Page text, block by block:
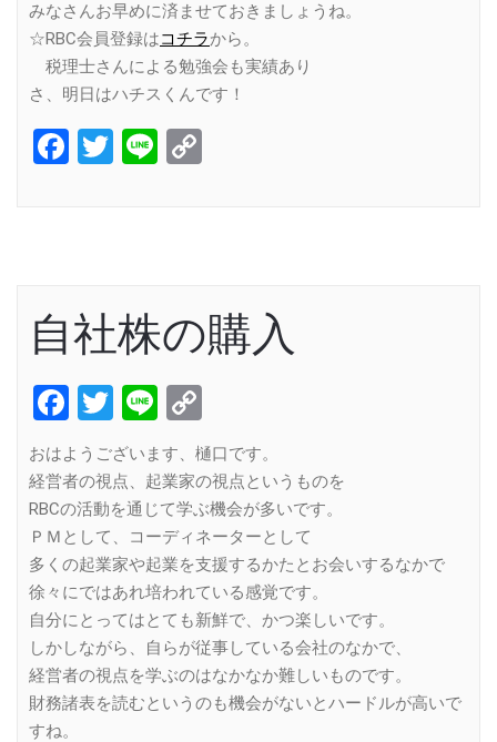
みなさんお早めに済ませておきましょうね。
☆RBC会員登録はコチラから。
税理士さんによる勉強会も実績あり
さ、明日はハチスくんです！
Facebook
Twitter
Line
自社株の購入
Facebook
Twitter
Line
Link
おはようございます、樋口です。
経営者の視点、起業家の視点というものを
RBCの活動を通じて学ぶ機会が多いです。
ＰＭとして、コーディネーターとして
多くの起業家や起業を支援するかたとお会いするなかで
徐々にではあれ培われている感覚です。
自分にとってはとても新鮮で、かつ楽しいです。
しかしながら、自らが従事している会社のなかで、
経営者の視点を学ぶのはなかなか難しいものです。
財務諸表を読むというのも機会がないとハードルが高いで
すね。